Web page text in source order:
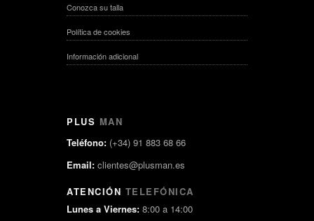
Conozca su talla
Política de cookies
Información adicional
PLUS MAN
Teléfono: (+34) 91 883 68 66
Email: clientes@plusman.es
ATENCIÓN TELEFÓNICA
Lunes a Viernes: 8:00 a 14:00